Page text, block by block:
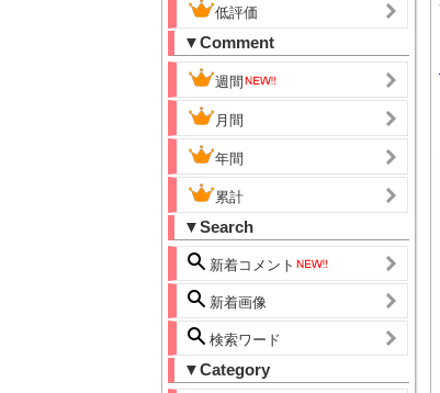
低評価
▼Comment
週間
月間
年間
累計
▼Search
新着コメント
新着画像
検索ワード
▼Category